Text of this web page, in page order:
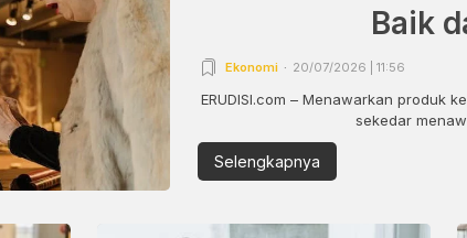
Baik
Ekonomi 20/07/2026 | 11:56
ERUDISI.com – Menawarkan produk
sekedar
Selengkapnya